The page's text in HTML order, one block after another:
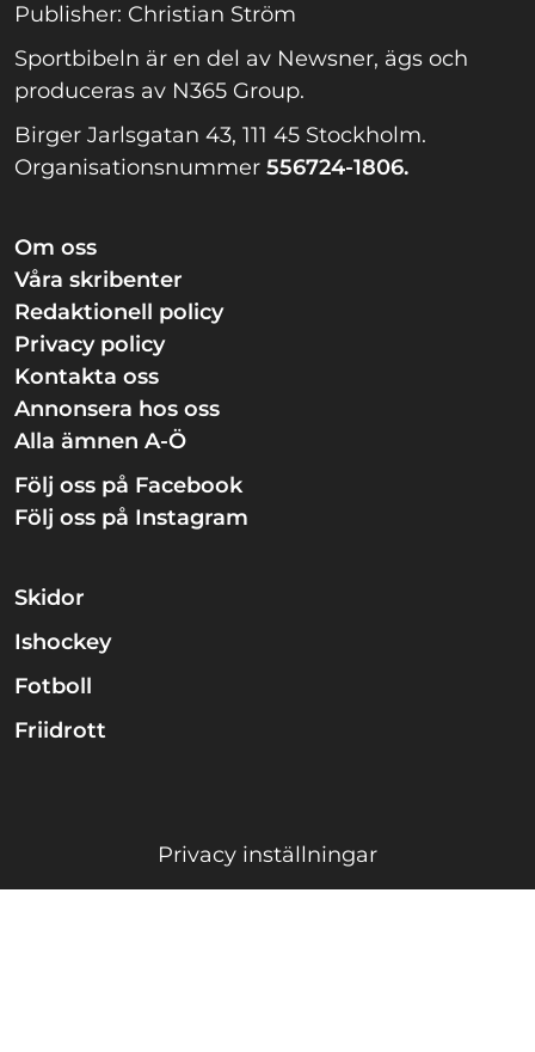
Publisher: Christian Ström
Sportbibeln är en del av Newsner, ägs och
produceras av N365 Group.
Birger Jarlsgatan 43, 111 45 Stockholm.
Organisationsnummer 556724-1806.
Om oss
Våra skribenter
Redaktionell policy
Privacy policy
Kontakta oss
Annonsera hos oss
Alla ämnen A-Ö
Följ oss på Facebook
Följ oss på Instagram
Skidor
Ishockey
Fotboll
Friidrott
Privacy inställningar